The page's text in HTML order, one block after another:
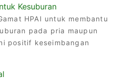
Kesuburan
HPAI untuk membantu
pada pria maupun
positif keseimbangan